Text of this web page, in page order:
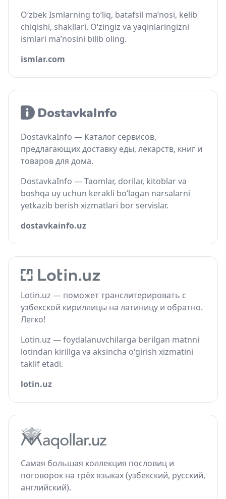
O‘zbek Ismlarning to‘liq, batafsil ma’nosi, kelib
chiqishi, shakllari. O‘zingiz va yaqinlaringizni
ismlari ma’nosini bilib oling.
ismlar.com
DostavkaInfo — Каталог сервисов,
предлагающих доставку еды, лекарств, книг и
товаров для дома.
DostavkaInfo — Taomlar, dorilar, kitoblar va
boshqa uy uchun kerakli bo‘lagan narsalarni
yetkazib berish xizmatlari bor servislar.
dostavkainfo.uz
Lotin.uz — поможет транслитерировать с
узбекской кириллицы на латиницу и обратно.
Легко!
Lotin.uz — foydalanuvchilarga berilgan matnni
lotindan kirillga va aksincha o‘girish xizmatini
taklif etadi.
lotin.uz
Самая большая коллекция пословиц и
поговорок на трёх языках (узбекский, русский,
английский).